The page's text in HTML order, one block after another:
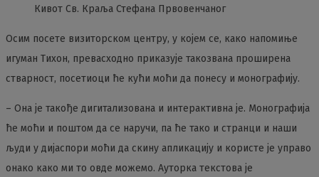
Кивот Св. Краља Стефана Првовенчаног
Осим посете визиторском центру, у којем се, како напомиње
игуман Тихон, превасходно приказује такозвана проширена
стварност, посетиоци ће кући моћи да понесу и монографију.
– Она је такође дигитализована и интерактивна је. Монографија
ће моћи и поштом да се наручи, па ће тако и странци и наши
људи у дијаспори моћи да скину апликацију и користе је управо
онако како ми то овде можемо. Ауторка текстова је